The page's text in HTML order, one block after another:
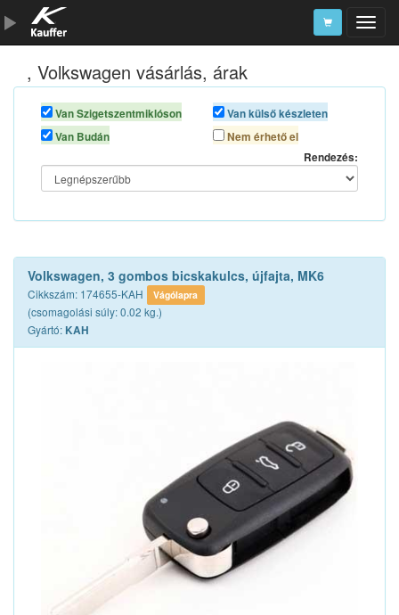
Szerszámkatalógus
Kosár
Alkatrészek
, Volkswagen vásárlás, árak
Van Szigetszentmiklóson
Van Budán
Van külső készleten
Nem érhető el
Rendezés:
Volkswagen, 3 gombos bicskakulcs, újfajta, MK6
Cikkszám: 174655-KAH Vágólapra
(csomagolási súly: 0.02 kg.)
Gyártó: KAH